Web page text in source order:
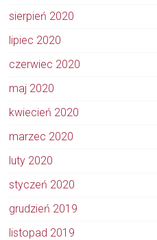
sierpień 2020
lipiec 2020
czerwiec 2020
maj 2020
kwiecień 2020
marzec 2020
luty 2020
styczeń 2020
grudzień 2019
listopad 2019